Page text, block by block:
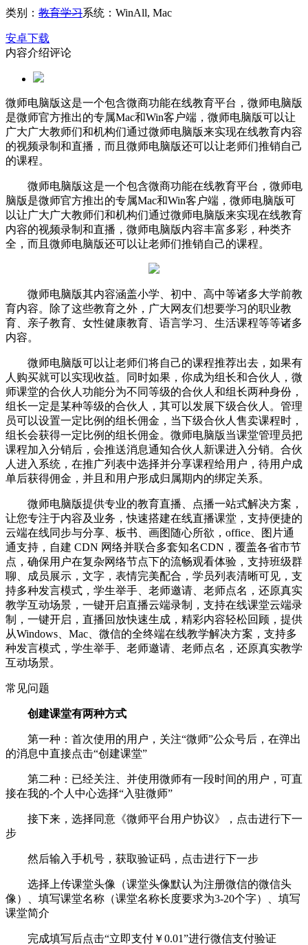
类别： 教育学习系统：WinAll, Mac
安卓下载
内容介绍评论
微师电脑版这是一个包含微商功能在线教育平台，微师电脑版
是微师官方推出的专属Mac和Win客户端，微师电脑版可以让
广大广大教师们和机构们通过微师电脑版来实现在线教育内容
的视频录制和直播，而且微师电脑版还可以让老师们推销自己
的课程。
微师电脑版这是一个包含微商功能在线教育平台，微师电
脑版是微师官方推出的专属Mac和Win客户端，微师电脑版可
以让广大广大教师们和机构们通过微师电脑版来实现在线教育
内容的视频录制和直播，微师电脑版内容丰富多彩，种类齐
全，而且微师电脑版还可以让老师们推销自己的课程。
微师电脑版其内容涵盖小学、初中、高中等诸多大学前教
育内容。除了这些教育之外，广大网友们想要学习的职业教
育、亲子教育、女性健康教育、语言学习、生活课程等等诸多
内容。
微师电脑版可以让老师们将自己的课程推荐出去，如果有
人购买就可以实现收益。同时如果，你成为组长和合伙人，微
师课堂的合伙人功能分为不同等级的合伙人和组长两种身份，
组长一定是某种等级的合伙人，其可以发展下级合伙人。管理
员可以设置一定比例的组长佣金，当下级合伙人售卖课程时，
组长会获得一定比例的组长佣金。微师电脑版当课堂管理员把
课程加入分销后，会推送消息通知合伙人新课进入分销。合伙
人进入系统，在推广列表中选择并分享课程给用户，待用户成
单后获得佣金，并且和用户形成归属期内的绑定关系。
微师电脑版提供专业的教育直播、点播一站式解决方案，
让您专注于内容及业务，快速搭建在线直播课堂，支持便捷的
云端在线同步与分享、板书、画图随心所欲，office、图片通
通支持，自建 CDN 网络并联合多套知名CDN，覆盖各省市节
点，确保用户在复杂网络节点下的流畅观看体验，支持班级群
聊、成员展示，文字，表情完美配合，学员列表清晰可见，支
持多种发言模式，学生举手、老师邀请、老师点名，还原真实
教学互动场景，一键开启直播云端录制，支持在线课堂云端录
制，一键开启，直播回放快速生成，精彩内容轻松回顾，提供
从Windows、Mac、微信的全终端在线教学解决方案，支持多
种发言模式，学生举手、老师邀请、老师点名，还原真实教学
互动场景。
常见问题
创建课堂有两种方式
第一种：首次使用的用户，关注“微师”公众号后，在弹出
的消息中直接点击“创建课堂”
第二种：已经关注、并使用微师有一段时间的用户，可直
接在我的-个人中心选择“入驻微师”
接下来，选择同意《微师平台用户协议》，点击进行下一
步
然后输入手机号，获取验证码，点击进行下一步
选择上传课堂头像（课堂头像默认为注册微信的微信头
像）、填写课堂名称（课堂名称长度要求为3-20个字）、填写
课堂简介
完成填写后点击“立即支付￥0.01”进行微信支付验证